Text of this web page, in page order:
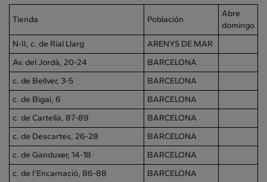
Tienda Población
Abre
domingo
N-II, c. de Rial Llarg
ARENYS DE MAR
Av. del Jordà, 20-24
BARCELONA
c. de Bellver, 3-5
BARCELONA
c. de Bigai, 6
BARCELONA
c. de Cartellà, 87-89
BARCELONA
c. de Descartes, 26-28
BARCELONA
c. de Ganduxer, 14-18
BARCELONA
c. de l'Encarnació, 86-88
BARCELONA